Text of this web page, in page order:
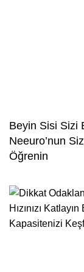
Beyin Sisi Sizi
Neeuro’nun
Öğrenin